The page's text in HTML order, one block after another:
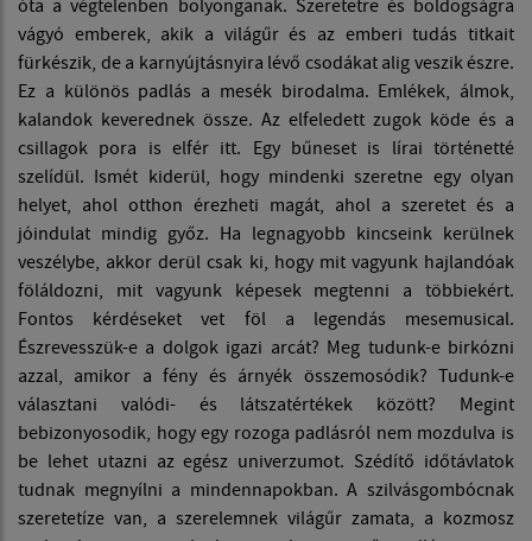
óta a végtelenben bolyonganak. Szeretetre és boldogságra
vágyó emberek, akik a világűr és az emberi tudás titkait
fürkészik, de a karnyújtásnyira lévő csodákat alig veszik észre.
Ez a különös padlás a mesék birodalma. Emlékek, álmok,
kalandok keverednek össze. Az elfeledett zugok köde és a
csillagok pora is elfér itt. Egy bűneset is lírai történetté
szelídül. Ismét kiderül, hogy mindenki szeretne egy olyan
helyet, ahol otthon érezheti magát, ahol a szeretet és a
jóindulat mindig győz. Ha legnagyobb kincseink kerülnek
veszélybe, akkor derül csak ki, hogy mit vagyunk hajlandóak
föláldozni, mit vagyunk képesek megtenni a többiekért.
Fontos kérdéseket vet föl a legendás mesemusical.
Észrevesszük-e a dolgok igazi arcát? Meg tudunk-e birkózni
azzal, amikor a fény és árnyék összemosódik? Tudunk-e
választani valódi- és látszatértékek között? Megint
bebizonyosodik, hogy egy rozoga padlásról nem mozdulva is
be lehet utazni az egész univerzumot. Szédítő időtávlatok
tudnak megnyílni a mindennapokban. A szilvásgombócnak
szeretetíze van, a szerelemnek világűr zamata, a kozmosz